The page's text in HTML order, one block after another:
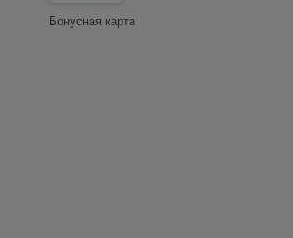
Бонусная карта